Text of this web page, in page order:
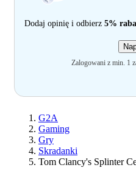
Dodaj opinię i odbierz 5%
Zalogowani z min. 1
G2A
Gaming
Gry
Skradanki
Tom Clancy's Splinter